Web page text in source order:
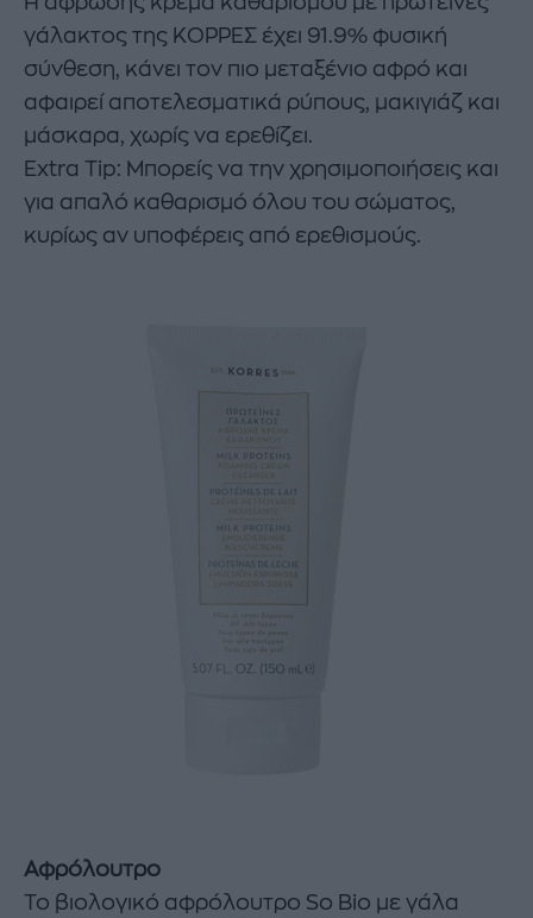
γάλακτος της ΚΟΡΡΕΣ έχει 91.9% φυσική
σύνθεση, κάνει τον πιο μεταξένιο αφρό και
αφαιρεί αποτελεσματικά ρύπους, μακιγιάζ και
μάσκαρα, χωρίς να ερεθίζει.
Εxtra Tip: Μπορείς να την χρησιμοποιήσεις και
για απαλό καθαρισμό όλου του σώματος,
κυρίως αν υποφέρεις από ερεθισμούς.
Αφρόλουτρο
Το βιολογικό αφρόλουτρο So Bio με γάλα